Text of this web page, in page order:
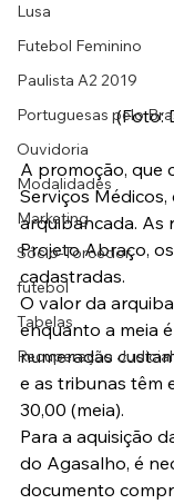
Lusa
Futebol Feminino
Paulista A2 2019
Portuguesas pelo
Ouvidoria
Modalidades
Marketing
Sócio-Torcedor
futebol
Tabelas
Recuperação Judicial
(Foto:
A promoção, que
Serviços
arquibancada. As
Projeto Abraço,
cadastradas.
O valor da
enquanto a meia
numeradas
e as tribunas têm
30,00 (meia).
Para a aquisição
do Agasalho, é
documento